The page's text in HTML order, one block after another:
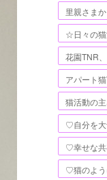
里親さま
☆日々の
花園TNR
アパート
猫活動の
♡自分を大
♡幸せな共
♡猫のよ